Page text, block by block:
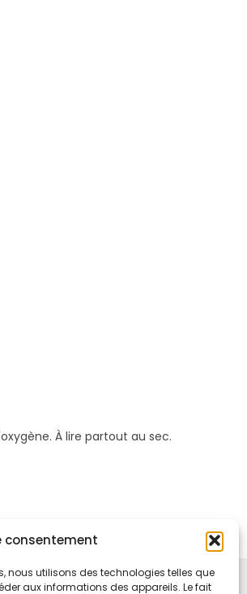
consentement
nous utilisons des technologies telles que
aux informations des appareils. Le fait
À lire partout au sec.